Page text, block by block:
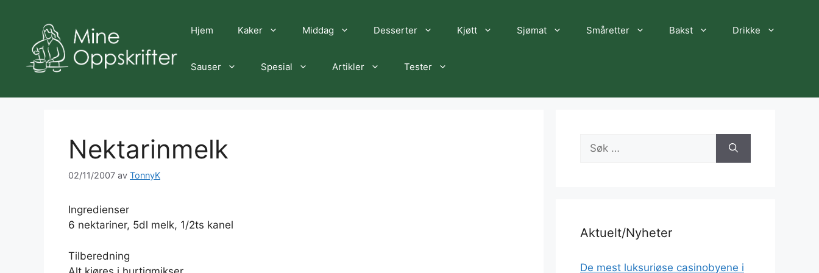
Hjem Kaker Middag Desserter Kjøtt Sjømat Småretter Bakst Drikke
Sauser Spesial Artikler Tester
Nektarinmelk
02/11/2007 av TonnyK
Ingredienser
6 nektariner, 5dl melk, 1/2ts kanel
Tilberedning
Søk
etter:
Aktuelt/Nyheter
De mest luksuriøse casinobyene i